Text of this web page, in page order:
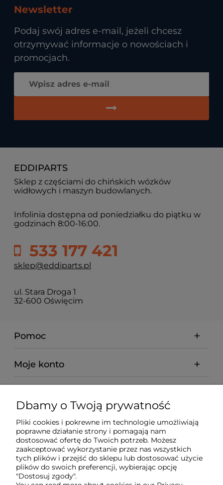
Newsletter
Podaj swój adres e-mail, jeżeli chcesz
otrzymywać informacje o nowościach i
promocjach.
EDDIPARTS
Sklep z częściami do chińskich wózków
widłowych i maszyn budowlanych.
Infolinia dostępna od poniedziałku do piątku w
godzinach 8:00-16:00.
533 177 421
sklep@eddiparts.pl
ul. Stara Droga 1
32-600 Oświęcim
Pomoc
Moje konto
Informacje
O nas
Dbamy o Twoją prywatność
Pliki cookies i pokrewne im technologie umożliwiają
poprawne działanie strony i pomagają nam
dostosować ofertę do Twoich potrzeb. Możesz
zaakceptować wykorzystanie przez nas wszystkich
tych plików i przejść do sklepu lub dostosować użycie
plików do swoich preferencji, wybierając opcję
"Dostosuj zgody".